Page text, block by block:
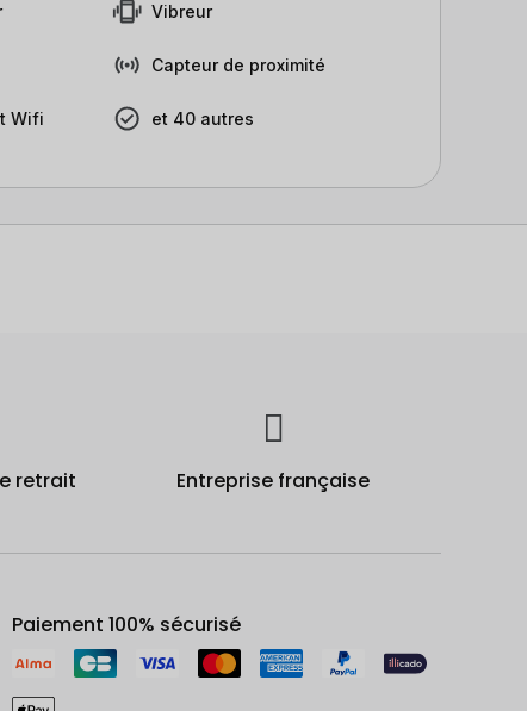
Wifi
Vibreur
Capteur de proximité
et 40 autres
retrait Entreprise française
Paiement 100% sécurisé